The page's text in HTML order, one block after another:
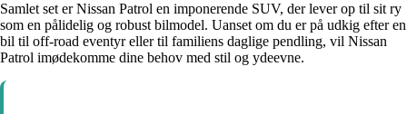
Samlet set er Nissan Patrol en imponerende SUV, der lever op til sit ry
som en pålidelig og robust bilmodel. Uanset om du er på udkig efter en
bil til off-road eventyr eller til familiens daglige pendling, vil Nissan
Patrol imødekomme dine behov med stil og ydeevne.